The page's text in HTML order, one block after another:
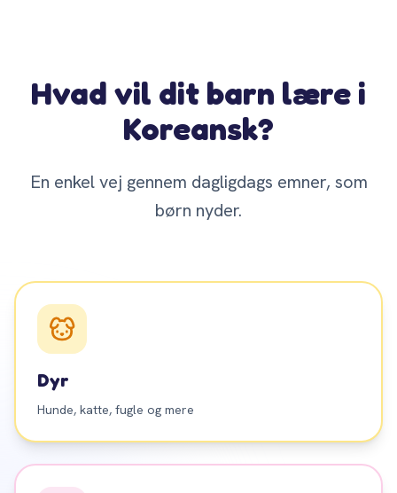
Hvad vil dit barn lære i
Koreansk?
En enkel vej gennem dagligdags emner, som
børn nyder.
Dyr
Hunde, katte, fugle og mere